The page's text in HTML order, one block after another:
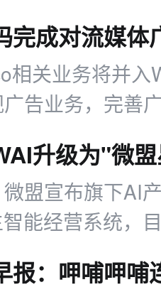
相关业务将并
告业务，完善
盟宣布旗下AI
能经营系统，